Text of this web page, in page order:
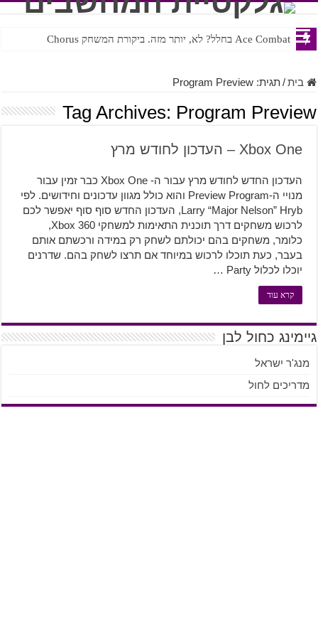
Ace Combat בחלל? לא, יותר מזה. ביקורת המשחק Chorus
Steven Universe והשירים שתורגמו בצורה נוראית לעברית
בית/תגית:Program Preview
Tag Archives: Program Preview
Xbox One – העדכון לחודש מרץ
העדכון החדש לחודש מרץ עבור ה- Xbox One כבר זמין עבור
מנויי ה-Preview Program והוא כולל מגוון עדכונים וחידושים. לפי
Larry “Major Nelson” Hryb, העדכון החדש סוף סוף יאפשר לכם
לרכוש משחקים דרך תוכנית התאימות למשחקי Xbox 360,
כלומר, משחקים בהם יכולתם לשחק רק במידה ורכשתם אותם
בעבר, כעת תוכלו לרכוש במיוחד אם תרצו לשחק בהם. שדרנים
יוכלו לכלול Party …
קרא עוד
גיימינג כחול לבן
מנג'ר ישראל
מדריכים לחול